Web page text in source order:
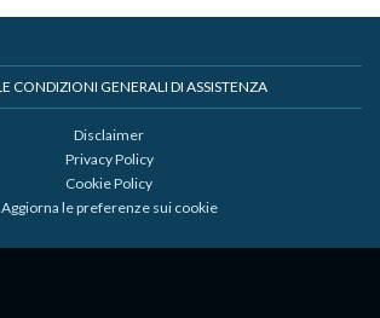
CONDIZIONI GENERALI DI ASSISTENZA
Disclaimer
Privacy Policy
Cookie Policy
Aggiorna le preferenze sui cookie